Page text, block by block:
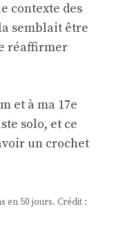
contexte des
semblait être
réaffirmer
et à ma 17e
solo, et ce
un crochet
en 50 jours. Crédit :